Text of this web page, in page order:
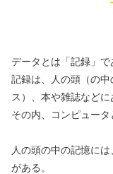
データとは「記録」で
記録は、人の頭（の
ス）、本や雑誌などに
その内、コンピュータ
人の頭の中の記憶に
がある。